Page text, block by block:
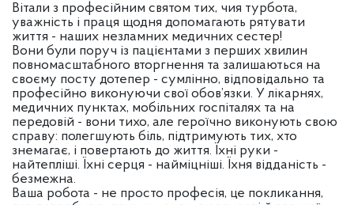
Вітали з професійним святом тих, чия турбота,
уважність і праця щодня допомагають рятувати
життя - наших незламних медичних сестер!
Вони були поруч із пацієнтами з перших хвилин
повномасштабного вторгнення та залишаються на
своєму посту дотепер - сумлінно, відповідально та
професійно виконуючи свої обов’язки. У лікарнях,
медичних пунктах, мобільних госпіталях та на
передовій - вони тихо, але героїчно виконують свою
справу: полегшують біль, підтримують тих, хто
знемагає, і повертають до життя. Їхні руки -
найтепліші. Їхні серця - найміцніші. Їхня відданість -
безмежна.
Ваша робота - не просто професія, це покликання,